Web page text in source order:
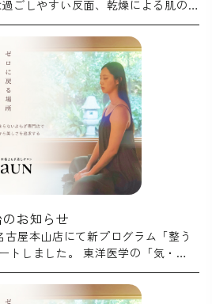
エンザ予防や喉のケアの観点から大
◆五感を満たし、幸福感を呼び起
、厳選されたクロモジの枝葉を贅
、以下の3つの価値を提供します。
室に広がる透明感あふれる芳醇な香
クゼーションとともに、心の内側か
をもたらします。科学に裏打ちさ
来の抗ウイルス成分を蒸気ととも
健康維持をサポートします。
主要成分「リナロール」が昂ぶった
へ導き、血行促進によって肌荒れや
◆「森の香りに包まれる、究極の
から少しだけ離れ、クロモジの芳
せんか？温かな蒸気が全身を包み込
じわりと湧き上がる感覚は、aUN日
別な体験です。 季節の変わり目で
の力と自然の恵みで芯から整える。
褒美」として、ぜひこの至福のひと
、 小さな不調を感じやすい時期で
び、 季節の変わり目に起こりやす
夏の疲れをそのまま
めて整える時間をつくりませんか？
店・名古
では、この季節にぴったりの 【秋
をご用意いたしました。今回の秋限
な「３年熟成よもぎ」を中心に、タ
・柿の葉・ミントを配合していま
ソップ：爽やかなハーブ調で、呼
り。 ・ユーカリ：すっきりとした
ットしたいときに。 柿の葉：ビタ
な美しさをサポート。 ミント：清
たらす香り。 それぞれの植物の香
りを感じさせるブレンドに仕上が
お知らせ
古屋本山店にて新プログラム「整う
トしました。 東洋医学の「気・
、あなただけの整い方をご提案する
しです。 全国のaUN各店舗でも、7